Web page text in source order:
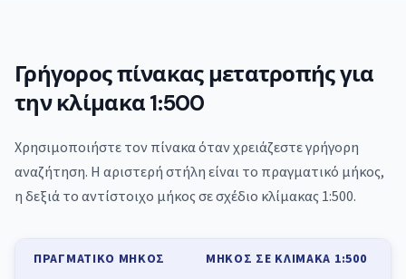
Γρήγορος πίνακας μετατροπής για
την κλίμακα 1:500
Χρησιμοποιήστε τον πίνακα όταν χρειάζεστε γρήγορη
αναζήτηση. Η αριστερή στήλη είναι το πραγματικό μήκος,
η δεξιά το αντίστοιχο μήκος σε σχέδιο κλίμακας 1:500.
ΠΡΑΓΜΑΤΙΚΌ ΜΉΚΟΣ ΜΉΚΟΣ ΣΕ ΚΛΊΜΑΚΑ 1:500